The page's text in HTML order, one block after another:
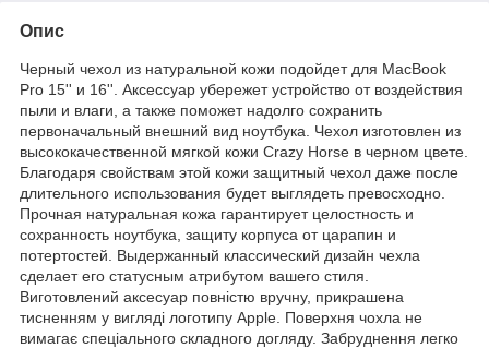
Опис
Черный чехол из натуральной кожи подойдет для MacBook
Pro 15'' и 16''. Аксессуар убережет устройство от воздействия
пыли и влаги, а также поможет надолго сохранить
первоначальный внешний вид ноутбука. Чехол изготовлен из
высококачественной мягкой кожи Crazy Horse в черном цвете.
Благодаря свойствам этой кожи защитный чехол даже после
длительного использования будет выглядеть превосходно.
Прочная натуральная кожа гарантирует целостность и
сохранность ноутбука, защиту корпуса от царапин и
потертостей. Выдержанный классический дизайн чехла
сделает его статусным атрибутом вашего стиля.
Виготовлений аксесуар повністю вручну, прикрашена
тисненням у вигляді логотипу Apple. Поверхня чохла не
вимагає спеціального складного догляду. Забруднення легко